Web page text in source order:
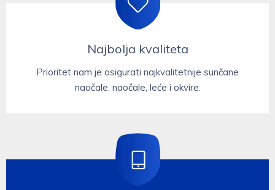
Najbolja kvaliteta
Prioritet nam je osigurati najkvalitetnije sunčane
naočale, naočale, leće i okvire.​​​​​​